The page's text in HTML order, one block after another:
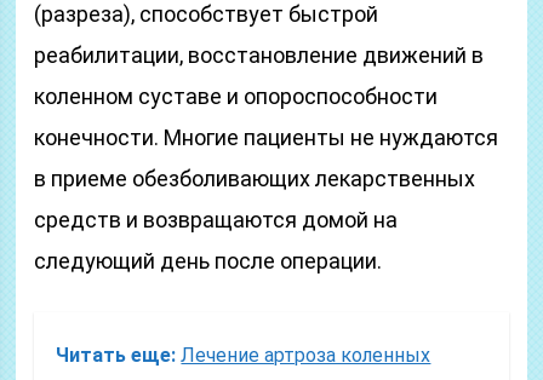
(разреза), способствует быстрой
реабилитации, восстановление движений в
коленном суставе и опороспособности
конечности. Многие пациенты не нуждаются
в приеме обезболивающих лекарственных
средств и возвращаются домой на
следующий день после операции.
Читать еще: Лечение артроза коленных